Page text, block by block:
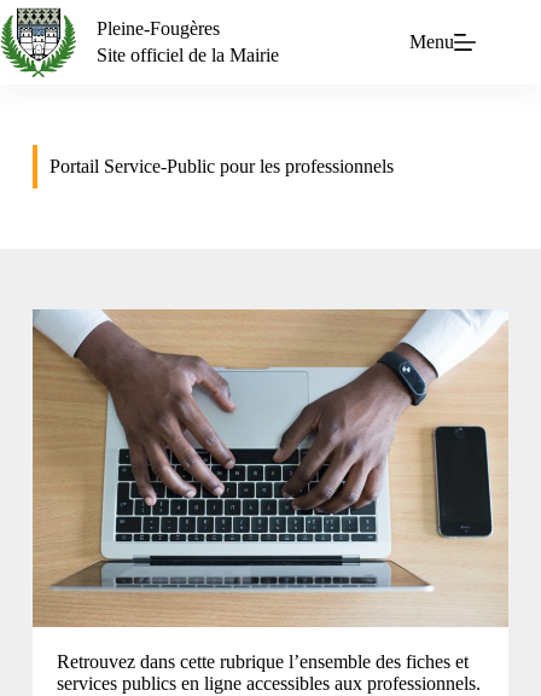
Pleine-Fougères
Site officiel de la Mairie
Menu
Portail Service-Public pour les professionnels
Retrouvez dans cette rubrique l’ensemble des fiches et
services publics en ligne accessibles aux professionnels.